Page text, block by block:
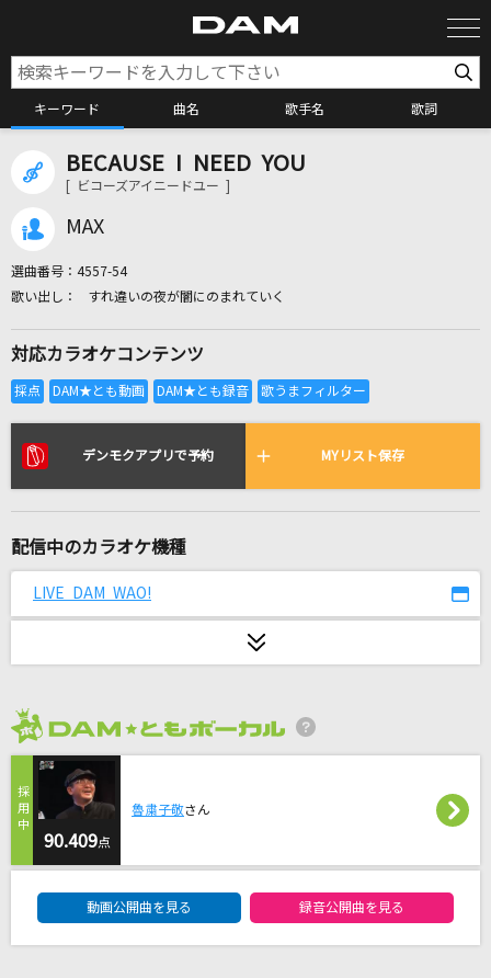
キーワード 曲名 歌手名 歌詞
カラオケ検索
全国りれき
リアルタイムで歌われている曲の一覧
アンインストール
[生音]#情とは
[生音]君の知らない物語
[生音]青と夏
Mrs. GREEN APPLE
BECAUSE I NEED YOU
[ ビコーズアイニードユー ]
MAX
選曲番号： 4557-54
すれ違いの夜が闇にのまれていく
対応カラオケコンテンツ
デンモクアプリで予約 MYリスト保存
配信中のカラオケ機種
LIVE DAM WAO!
90.409点
魯粛子敬さん
動画公開曲を見る 録音公開曲を見る